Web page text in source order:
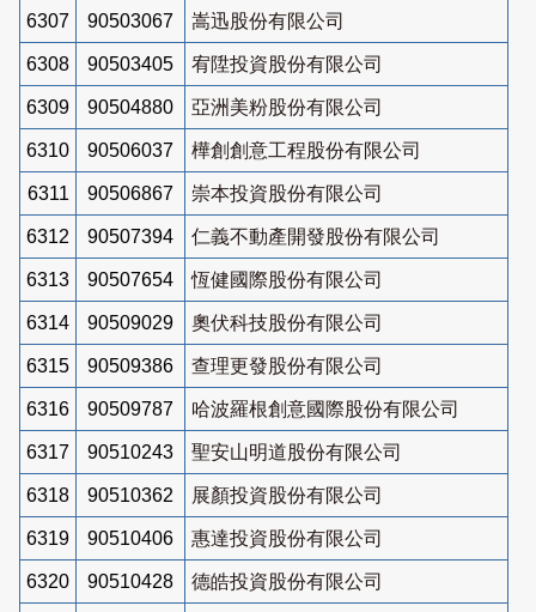
6307 90503067 嵩迅股份有限公司
6308 90503405 宥陞投資股份有限公司
6309 90504880 亞洲美粉股份有限公司
6310 90506037 樺創創意工程股份有限公司
6311 90506867 崇本投資股份有限公司
6312 90507394 仁義不動產開發股份有限公司
6313 90507654 恆健國際股份有限公司
6314 90509029 奧伏科技股份有限公司
6315 90509386 查理更發股份有限公司
6316 90509787 哈波羅根創意國際股份有限公司
6317 90510243 聖安山明道股份有限公司
6318 90510362 展顏投資股份有限公司
6319 90510406 惠達投資股份有限公司
6320 90510428 德皓投資股份有限公司